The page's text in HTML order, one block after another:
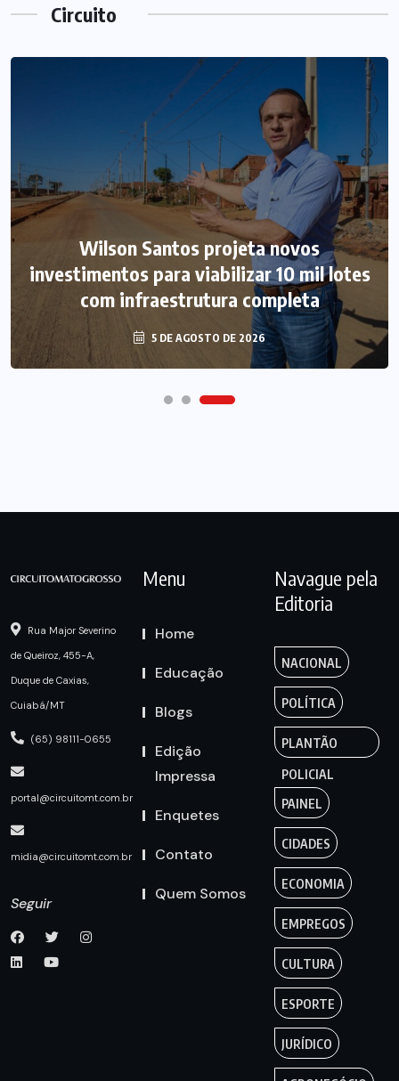
Circuito
Wilson Santos projeta novos
investimentos para viabilizar 10 mil lotes
com infraestrutura completa
5 DE AGOSTO DE 2026
Rua Major Severino
de Queiroz, 455-A,
Duque de Caxias,
Cuiabá/MT
(65) 98111-0655
portal@circuitomt.com.br
midia@circuitomt.com.br
Seguir
Menu
Home
Educação
Blogs
Edição
Impressa
Enquetes
Contato
Quem Somos
Navague pela
Editoria
NACIONAL
POLÍTICA
PLANTÃO
POLICIAL
PAINEL
CIDADES
ECONOMIA
EMPREGOS
CULTURA
ESPORTE
JURÍDICO